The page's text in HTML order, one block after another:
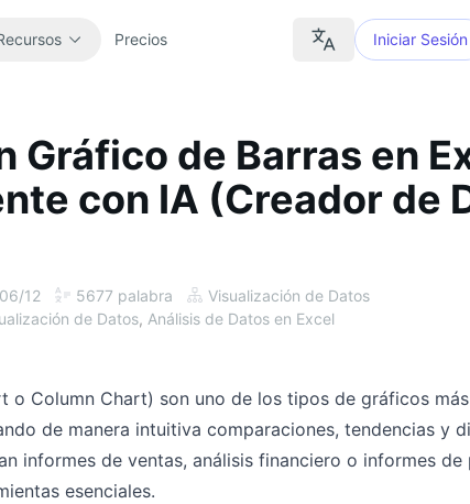
de
y
producto, ejemplos e
trabajo.
a paso para trabajos
de cálculo.
principal, configuración
uso.
prompts
Precios Iniciar Sesión
Gráfico de Barras en
con IA (Creador de
12 5677 palabra
Visualización de Datos
de Datos, Análisis de Datos en Excel
o Column Chart) son uno de los tipos de gráficos
de manera intuitiva comparaciones, tendencias y
informes de ventas, análisis financiero o informes
esenciales.